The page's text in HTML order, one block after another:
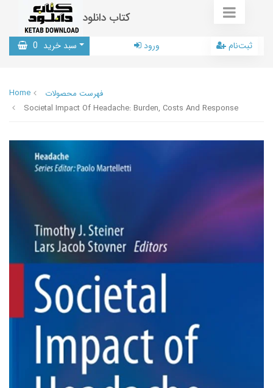
کتاب دانلود
سبد خرید 0 ورود ثبت‌نام
Home
فهرست محصولات
Societal Impact Of Headache: Burden, Costs And Response